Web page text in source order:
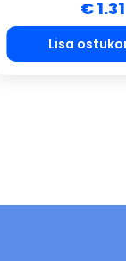
€ 1.31
Lisa